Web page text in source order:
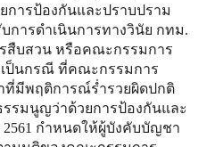
ารป้องกันและปราบปราม
การดำเนินการทางวินัย กทม.
สืบสวน หรือคณะกรรมการ
ป็นกรณี ที่คณะกรรมการ
ที่มีพฤติการณ์ร่ำรวยผิดปกติ
รมนูญว่าด้วยการป้องกันและ
กำหนดให้ผู้บังคับบัญชา